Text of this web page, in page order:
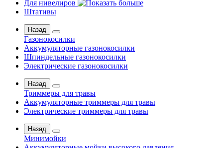
Для нивелиров
Штативы
Назад
Газонокосилки
Аккумуляторные газонокосилки
Шпиндельные газонокосилки
Электрические газонокосилки
Назад
Триммеры для травы
Аккумуляторные триммеры для травы
Электрические триммеры для травы
Назад
Минимойки